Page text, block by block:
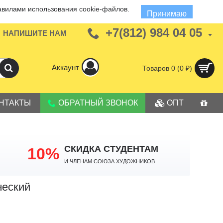
использования cookie-файлов.
Принимаю
НАПИШИТЕ НАМ +7(812) 984 04 05
Аккаунт Товаров 0 (0 ₽)
ОБРАТНЫЙ ЗВОНОК ОПТ
10% СКИДКА СТУДЕНТАМ
И членам Союза Художников